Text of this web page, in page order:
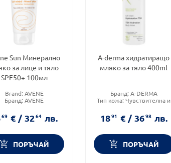
Sun Минерално
за лице и тяло
SPF50+ 100мл
Brand: AVENE
Бранд:AVENE
50
69 € / 3264 лв.
ПОРЪЧАЙ
A-derma хидратиращо
мляко за тяло 400ml
Бранд: A-DERMA
Тип кожа:Чувствителна и
Тип козметика:
Дермокозметика
1891 € / 3698 лв.
ПОРЪЧАЙ